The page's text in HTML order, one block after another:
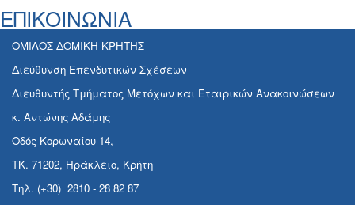
ΕΠΙΚΟΙΝΩΝΙΑ
ΟΜΙΛΟΣ ΔΟΜΙΚΗ ΚΡΗΤΗΣ
Διεύθυνση Επενδυτικών Σχέσεων
Διευθυντής Τμήματος Μετόχων και Εταιρικών Ανακοινώσεων
κ. Αντώνης Αδάμης
Οδός Κορωναίου 14,
ΤΚ. 71202, Ηράκλειο, Κρήτη
Τηλ. (+30) 2810 - 28 82 87